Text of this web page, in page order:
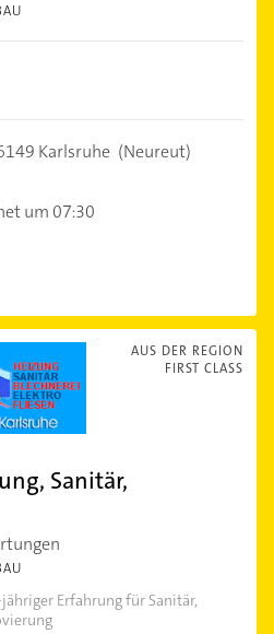
Karlsruhe (Neureut)
um 07:30
AUS DER REGION
FIRST CLASS
Sanitär,
Erfahrung für Sanitär,